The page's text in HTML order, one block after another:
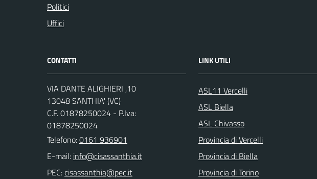
Politici
Uffici
CONTATTI
VIA DANTE ALIGHIERI ,10
13048 SANTHIA' (VC)
C.F. 01878250024 - P.Iva:
01878250024
Telefono:0161 936901
E-mail:
PEC:
LINK UTILI
ASL11 Vercelli
ASL Biella
ASL Chivasso
Provincia di Vercelli
Provincia di Biella
Provincia di Torino